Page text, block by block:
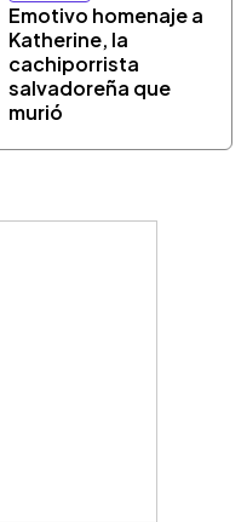
Emotivo homenaje a
Katherine, la
cachiporrista
salvadoreña que
murió